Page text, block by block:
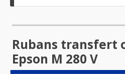
Rubans transfert
Epson M 280 V